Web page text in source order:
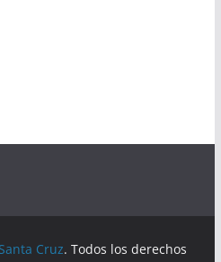
Cruz. Todos los derechos